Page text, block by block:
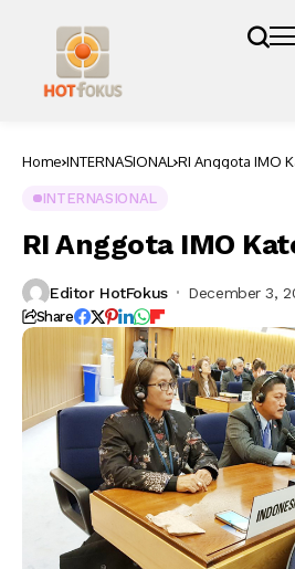
Home INTERNASIONAL RI Anggota IMO
INTERNASIONAL
RI Anggota IMO
Editor HotFokus December 3,
Share